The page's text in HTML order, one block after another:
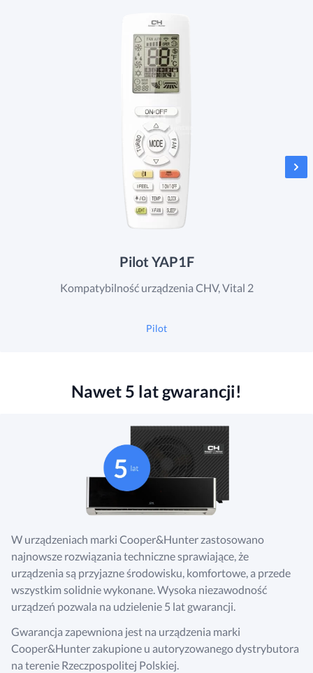
Pilot YAP1F
Kompatybilność urządzenia CHV, Vital 2
Pilot
Nawet 5 lat gwarancji!
W urządzeniach marki Cooper&Hunter zastosowano
najnowsze rozwiązania techniczne sprawiające, że
urządzenia są przyjazne środowisku, komfortowe, a przede
wszystkim solidnie wykonane. Wysoka niezawodność
urządzeń pozwala na udzielenie 5 lat gwarancji.
Gwarancja zapewniona jest na urządzenia marki
Cooper&Hunter zakupione u autoryzowanego dystrybutora
na terenie Rzeczpospolitej Polskiej.